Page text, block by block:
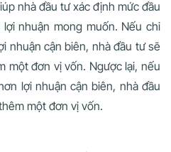
nhà đầu tư xác định mức đầu
nhuận mong muốn. Nếu chi
nhuận cận biên, nhà đầu tư sẽ
một đơn vị vốn. Ngược lại, nếu
lợi nhuận cận biên, nhà đầu
một đơn vị vốn.